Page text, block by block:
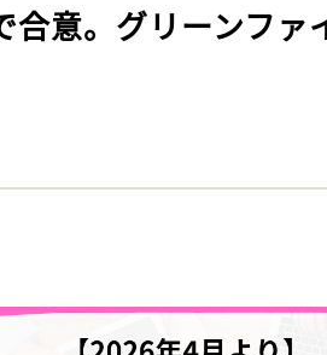
合意。グリーンファ